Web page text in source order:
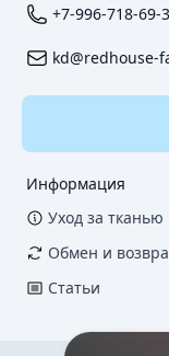
+7-996-718-69-
kd@redhouse-
Информация
Уход за тканью
Обмен и
Статьи